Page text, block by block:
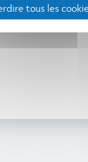
jourstous les